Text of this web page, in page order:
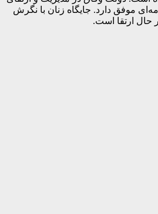
موفق دارد. جایگاه زنان با نگرش
حال ارتقا است.